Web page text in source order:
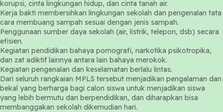
korupsi, cinta lingkungan hidup, dan cinta tanah air.
Kerja bakti membersihkan lingkungan sekolah dan pengenalan tata
cara membuang sampah sesuai dengan jenis sampah.
Penggunaan sumber daya sekolah (air, listrik, telepon, dsb) secara
efisien.
Kegiatan pendidikan bahaya pornografi, narkotika psikotropika,
dan zat adiktif lainnya antara lain bahaya merokok.
Kegiatan pengenalan dan keselamatan berlalu lintas.
Dari seluruh rangkaian MPLS tersebut menjadikan pengalaman dan
bekal yang berharga bagi calon siswa untuk menjadikan siswa
yang lebih bermutu dan berpendidikan, dan diharapkan bisa
membanggakan sekolah dikemudian hari.